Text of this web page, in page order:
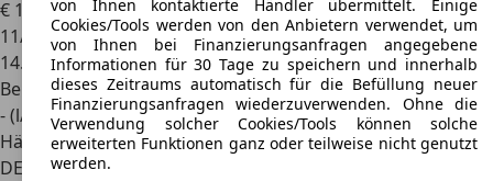
€ 16.900
11/2023
14.657 km
Benzin
- (l/100 km)
Händler
DE 99817Eisenach
von Ihnen kontaktierte Händler übermittelt. Einige
Cookies/Tools werden von den Anbietern verwendet, um
von Ihnen bei Finanzierungsanfragen angegebene
Informationen für 30 Tage zu speichern und innerhalb
dieses Zeitraums automatisch für die Befüllung neuer
Finanzierungsanfragen wiederzuverwenden. Ohne die
Verwendung solcher Cookies/Tools können solche
erweiterten Funktionen ganz oder teilweise nicht genutzt
werden.